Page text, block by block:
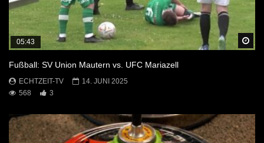
05:43
Fußball: SV Union Mautern vs. UFC Mariazell
ECHTZEIT-TV
14. JUNI 2025
568
3